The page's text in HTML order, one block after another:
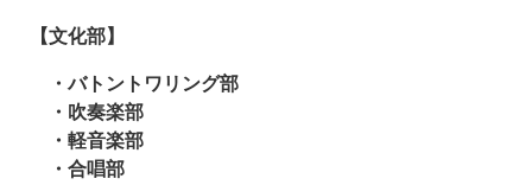
【文化部】
・バトントワリング部
・吹奏楽部
・軽音楽部
・合唱部